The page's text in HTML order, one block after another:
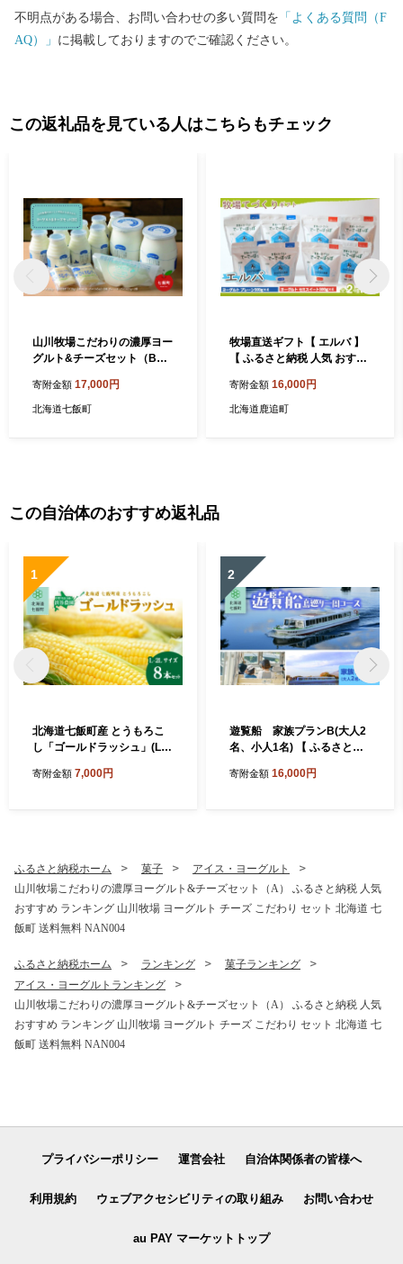
降水量は少なく、道内では最も温暖な気候に恵まれ、四季の区別
がはっきり感じられる良好な自然環境を有しております。 ３．人
増加を続けております。 特に、昭和45年に都市計画法が施行さ
の人口を有する町となり、増加率では渡島管内でトップの12.8％
の伸びを示し、札幌圏の石狩町（現石狩市）、広島町（現北広島
市）などに次いで全道で３番目となっております。 令和7年12月
末現在の住民基本台帳による人口は 26,824人（男12,451人、女14,3
73人）、世帯数は 14,013世帯です。
不明点がある場合、お問い合わせの多い質問を 「よくある質問（F
AQ）」 に掲載しておりますのでご確認ください。
この返礼品を見ている人はこちらもチェック
山川牧場こだわりの濃厚ヨー
グルト&チーズセット（B）
ランキング 山川牧場 ヨーグ
ルト チーズ こだわり セット
寄附金額 17,000円
北海道七飯町
牧場直送ギフト【 エルバ 】
【 ふるさと納税 人気 おすす
レーンヨーグルト セミスィ
ートヨーグルト のむヨーグ
寄附金額 16,000円
北海道鹿追町
この自治体のおすすめ返礼品
1
北海道七飯町産 とうもろこ
し「ゴールドラッシュ」(L-2
8月上旬より順次発送) 【ふ
寄附金額 7,000円
2
遊覧船 家族プランB(大人2
名、小人1名) 【 ふるさと納
遊覧船 観光 体験 アウトドア
寄附金額 16,000円
ふるさと納税ホーム 菓子
アイス・ヨーグルト
山川牧場こだわりの濃厚ヨーグルト&チーズセット（A） ふるさと納税 人気
おすすめ ランキング 山川牧場 ヨーグルト チーズ こだわり セット 北海道 七
飯町 送料無料 NAN004
ふるさと納税ホーム ランキング
菓子ランキング
アイス・ヨーグルトランキング
山川牧場こだわりの濃厚ヨーグルト&チーズセット（A） ふるさと納税 人気
おすすめ ランキング 山川牧場 ヨーグルト チーズ こだわり セット 北海道 七
飯町 送料無料 NAN004
プライバシーポリシー 運営会社 自治体関係者の皆様へ
利用規約 ウェブアクセシビリティの取り組み お問い合わせ
au PAY マーケットトップ